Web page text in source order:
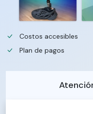
Costos accesibles
Plan de pagos